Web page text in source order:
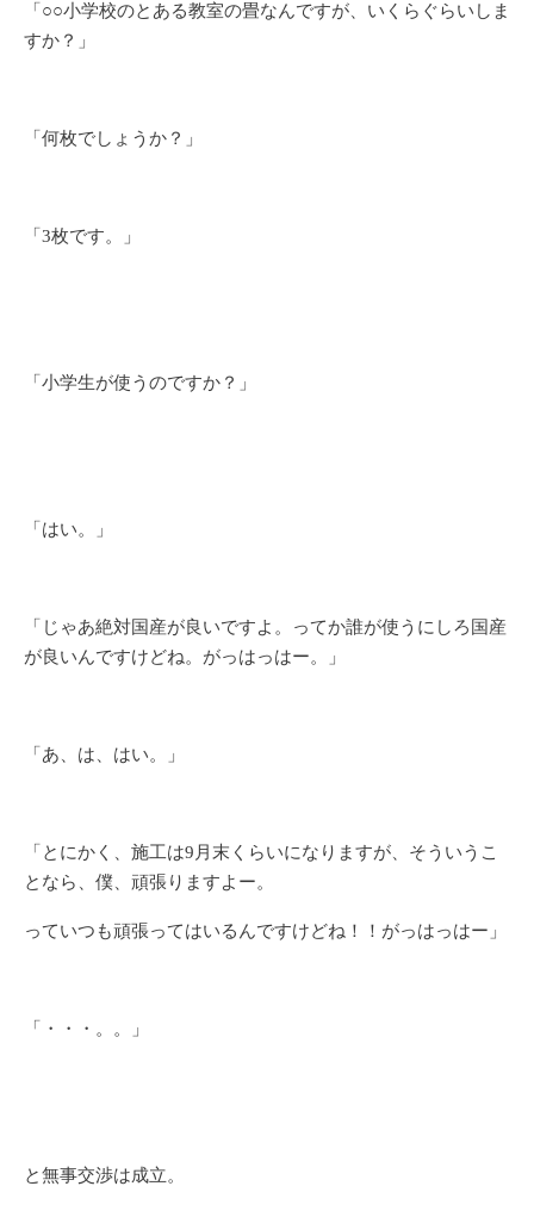
「○○小学校のとある教室の畳なんですが、いくらぐらいしま
すか？」
「何枚でしょうか？」
「3枚です。」
「小学生が使うのですか？」
「はい。」
「じゃあ絶対国産が良いですよ。ってか誰が使うにしろ国産
が良いんですけどね。がっはっはー。」
「あ、は、はい。」
「とにかく、施工は9月末くらいになりますが、そういうこ
となら、僕、頑張りますよー。
っていつも頑張ってはいるんですけどね！！がっはっはー」
「・・・。。」
と無事交渉は成立。